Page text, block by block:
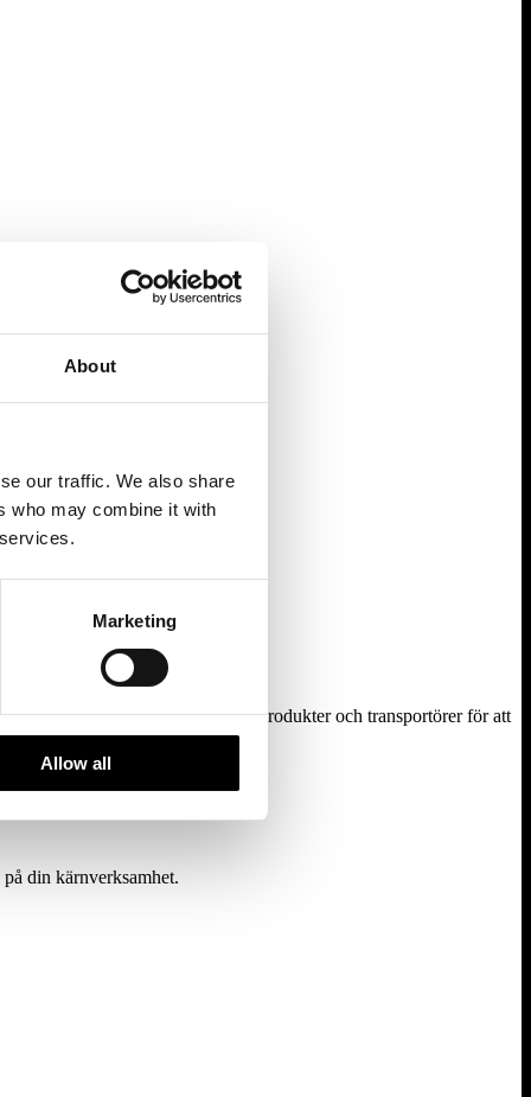
About
our traffic. We also share
who may combine it with
Marketing
Allow all
hundratals färdigförhandlade produkter och transportörer för att
din kärnverksamhet.